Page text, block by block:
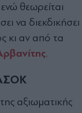
θεωρείται
να διεκδικήσει
κι αν από τα
.
αξιωµατικής